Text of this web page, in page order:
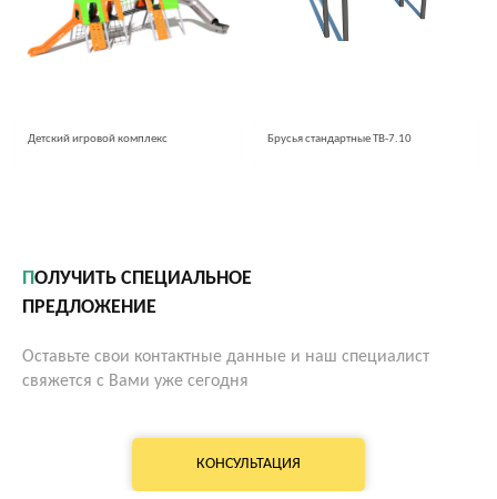
Детский игровой комплекс Брусья стандартные ТВ-7.10
ПОЛУЧИТЬ СПЕЦИАЛЬНОЕ
ПРЕДЛОЖЕНИЕ
Оставьте свои контактные данные и наш специалист
свяжется с Вами уже сегодня
КОНСУЛЬТАЦИЯ